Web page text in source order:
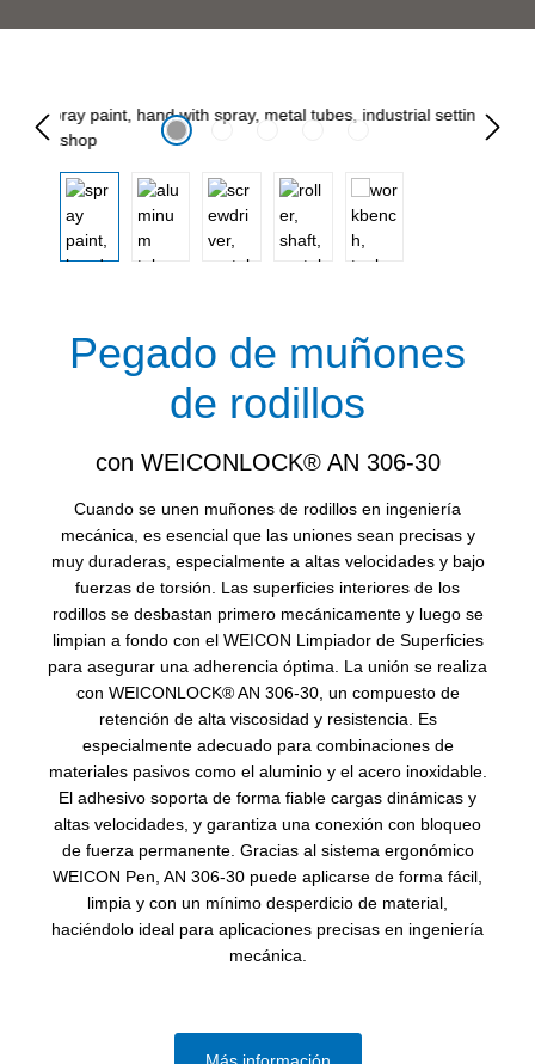
Omitir galería de imágenes
Pegado de muñones
de rodillos
con WEICONLOCK® AN 306-30
Cuando se unen muñones de rodillos en ingeniería
mecánica, es esencial que las uniones sean precisas y
muy duraderas, especialmente a altas velocidades y bajo
fuerzas de torsión. Las superficies interiores de los
rodillos se desbastan primero mecánicamente y luego se
limpian a fondo con el WEICON Limpiador de Superficies
para asegurar una adherencia óptima. La unión se realiza
con WEICONLOCK® AN 306-30, un compuesto de
retención de alta viscosidad y resistencia. Es
especialmente adecuado para combinaciones de
materiales pasivos como el aluminio y el acero inoxidable.
El adhesivo soporta de forma fiable cargas dinámicas y
altas velocidades, y garantiza una conexión con bloqueo
de fuerza permanente. Gracias al sistema ergonómico
WEICON Pen, AN 306-30 puede aplicarse de forma fácil,
limpia y con un mínimo desperdicio de material,
haciéndolo ideal para aplicaciones precisas en ingeniería
mecánica.